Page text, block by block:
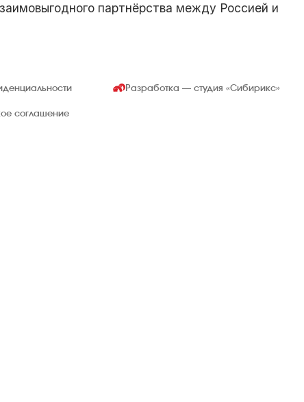
партнёрства между Россией и
соглашение
Разработка — студия«Сибирикс»